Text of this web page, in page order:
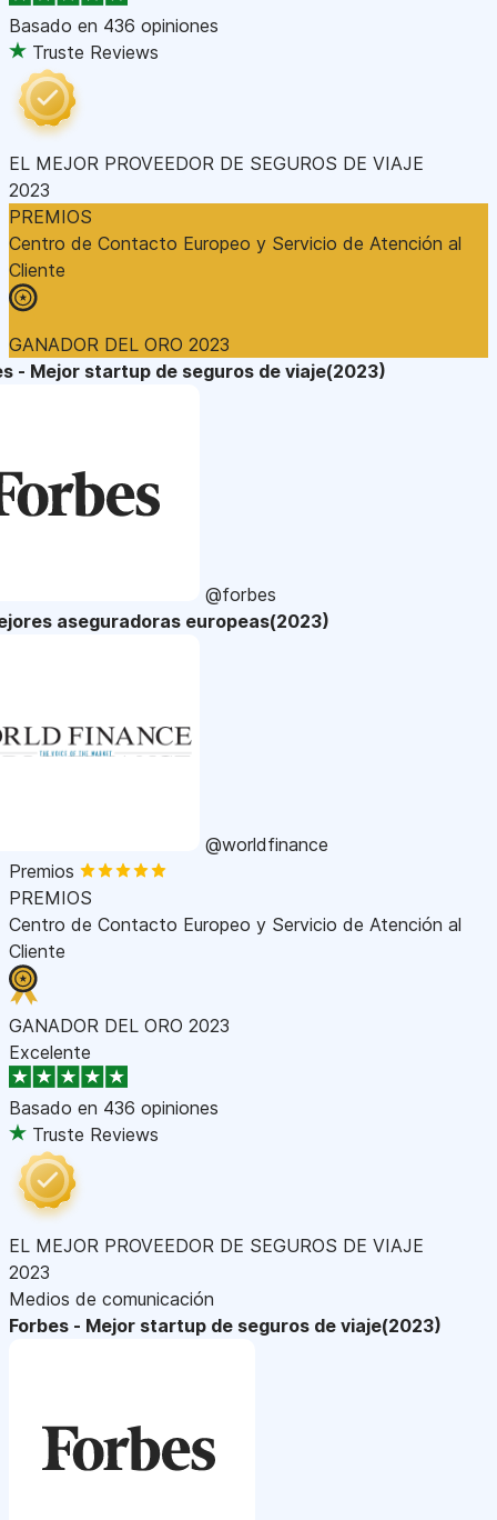
Basado en 436 opiniones
Truste Reviews
EL MEJOR PROVEEDOR DE SEGUROS DE VIAJE
2023
PREMIOS
Centro de Contacto Europeo y Servicio de Atención al
Cliente
GANADOR DEL ORO 2023
- Mejor startup de seguros de viaje(2023)
@forbes
aseguradoras europeas(2023)
@worldfinance
Premios
PREMIOS
Centro de Contacto Europeo y Servicio de Atención al
Cliente
GANADOR DEL ORO 2023
Excelente
Basado en 436 opiniones
Truste Reviews
EL MEJOR PROVEEDOR DE SEGUROS DE VIAJE
2023
Medios de comunicación
Forbes - Mejor startup de seguros de viaje(2023)